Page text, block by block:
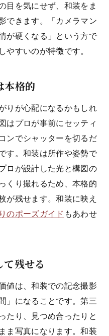
目を気にせず、和装をま
できます。「カメラマン
が硬くなる」という方で
やすいのが特徴です。
本格的
りが心配になるかもしれ
はプロが事前にセッティ
ンでシャッターを切るだ
す。和装は所作や姿勢で
ロが設計した光と構図の
くり撮れるため、本格的
が残せます。和装に映え
のポーズガイド もあわせ
残せる
値は、和装での記念撮影
」になることです。第三
たり、見つめ合ったりと
ま写真になります。和装